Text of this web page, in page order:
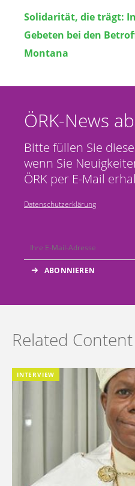
Solidarität, die trägt:
Gebeten bei den
Montana
ÖRK-News
Bitte füllen Sie
wenn Sie
ÖRK per E-Mail
Datenschutzerklärung
Related Content
INTERVIEW